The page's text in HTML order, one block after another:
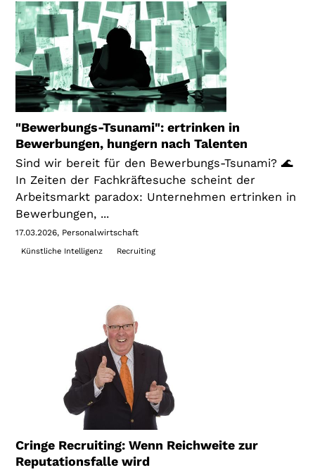
"Bewerbungs-Tsunami": ertrinken in
Bewerbungen, hungern nach Talenten
Sind wir bereit für den Bewerbungs-Tsunami? 🌊
In Zeiten der Fachkräftesuche scheint der
Arbeitsmarkt paradox: Unternehmen ertrinken in
Bewerbungen, ...
17.03.2026 Personalwirtschaft
Künstliche Intelligenz Recruiting
Cringe Recruiting: Wenn Reichweite zur
Reputationsfalle wird